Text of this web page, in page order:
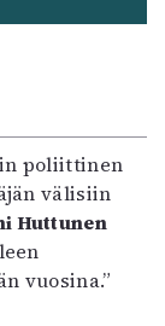
poliittinen
välisiin
Huttunen
vuosina.”